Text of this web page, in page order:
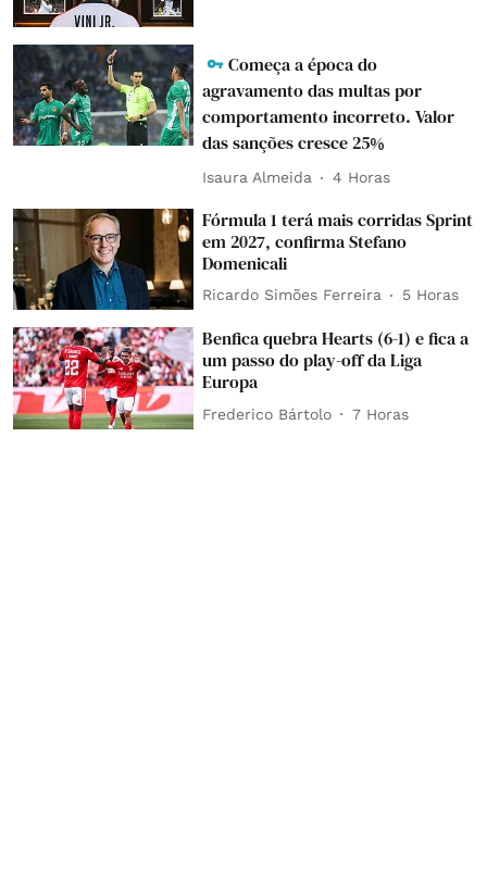
Começa a época do
agravamento das multas por
comportamento incorreto. Valor
das sanções cresce 25%
Isaura Almeida 4 Horas
Fórmula 1 terá mais corridas Sprint
em 2027, confirma Stefano
Domenicali
Ricardo Simões Ferreira 5 Horas
Benfica quebra Hearts (6-1) e fica a
um passo do play-off da Liga
Europa
Frederico Bártolo 7 Horas